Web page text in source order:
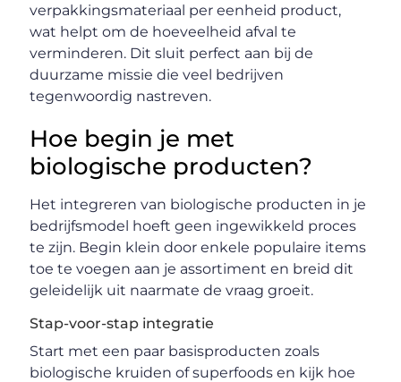
verpakkingsmateriaal per eenheid product,
wat helpt om de hoeveelheid afval te
verminderen. Dit sluit perfect aan bij de
duurzame missie die veel bedrijven
tegenwoordig nastreven.
Hoe begin je met
biologische producten?
Het integreren van biologische producten in je
bedrijfsmodel hoeft geen ingewikkeld proces
te zijn. Begin klein door enkele populaire items
toe te voegen aan je assortiment en breid dit
geleidelijk uit naarmate de vraag groeit.
Stap-voor-stap integratie
Start met een paar basisproducten zoals
biologische kruiden of superfoods en kijk hoe